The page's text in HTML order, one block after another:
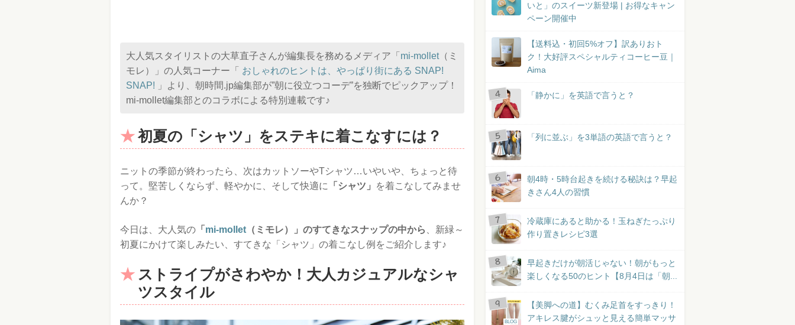
大人気スタイリストの大草直子さんが編集長を務めるメディア「 mi-mollet（ミ
モレ）」の人気コーナー「 おしゃれのヒントは、やっぱり街にある SNAP!
SNAP!
」より、朝時間.jp編集部が”朝に役立つコーデ”を独断でピックアップ！
mi-mollet編集部とのコラボによる特別連載です♪
初夏の「シャツ」をステキに着こなすには？
ニットの季節が終わったら、次はカットソーやTシャツ…いやいや、ちょっと待
って。堅苦しくならず、軽やかに、そして快適に
「シャツ」
を着こなしてみませ
んか？
今日は、大人気の 「 mi-mollet （ミモレ）」のすてきなスナップの中から
、新緑～
初夏にかけて楽しみたい、すてきな「シャツ」の着こなし例をご紹介します♪
ストライプがさわやか！大人カジュアルなシャ
ツスタイル
いと」のスイーツ新登場 | お得なキャン
ペーン開催中
【送料込・初回5%オフ】訳ありおト
ク！大好評スペシャルティコーヒー豆｜
Aima
「静かに」を英語で言うと？
「列に並ぶ」を3単語の英語で言うと？
朝4時・5時台起きを続ける秘訣は？早起
きさん4人の習慣
冷蔵庫にあると助かる！玉ねぎたっぷり
作り置きレシピ3選
早起きだけが朝活じゃない！朝がもっと
楽しくなる50のヒント【8月4日は「朝...
BLOG
【美脚への道】むくみ足首をすっきり！
アキレス腱がシュッと見える簡単マッサ